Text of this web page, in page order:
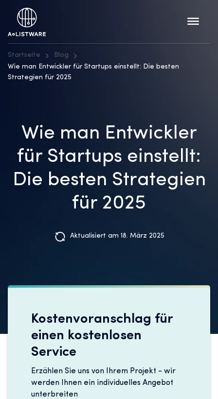
Startseite
Blog
Wie man Entwickler für Startups einstellt: Die besten
Strategien für 2025
Wie man Entwickler
für Startups einstellt:
Die besten Strategien
für 2025
Aktualisiert am 18. März 2025
Kostenvoranschlag für
einen kostenlosen
Service
Erzählen Sie uns von Ihrem Projekt - wir
werden Ihnen ein individuelles Angebot
unterbreiten